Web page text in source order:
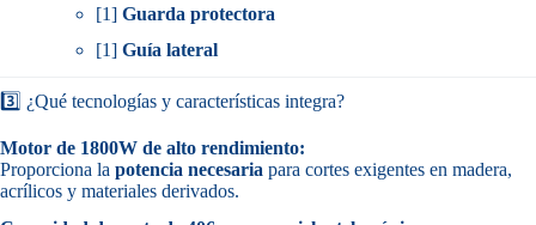
[1] Guarda protectora
[1] Guía lateral
3️⃣ ¿Qué tecnologías y características integra?
Motor de 1800W de alto rendimiento:
Proporciona la potencia necesaria para cortes exigentes en madera,
acrílicos y materiales derivados.